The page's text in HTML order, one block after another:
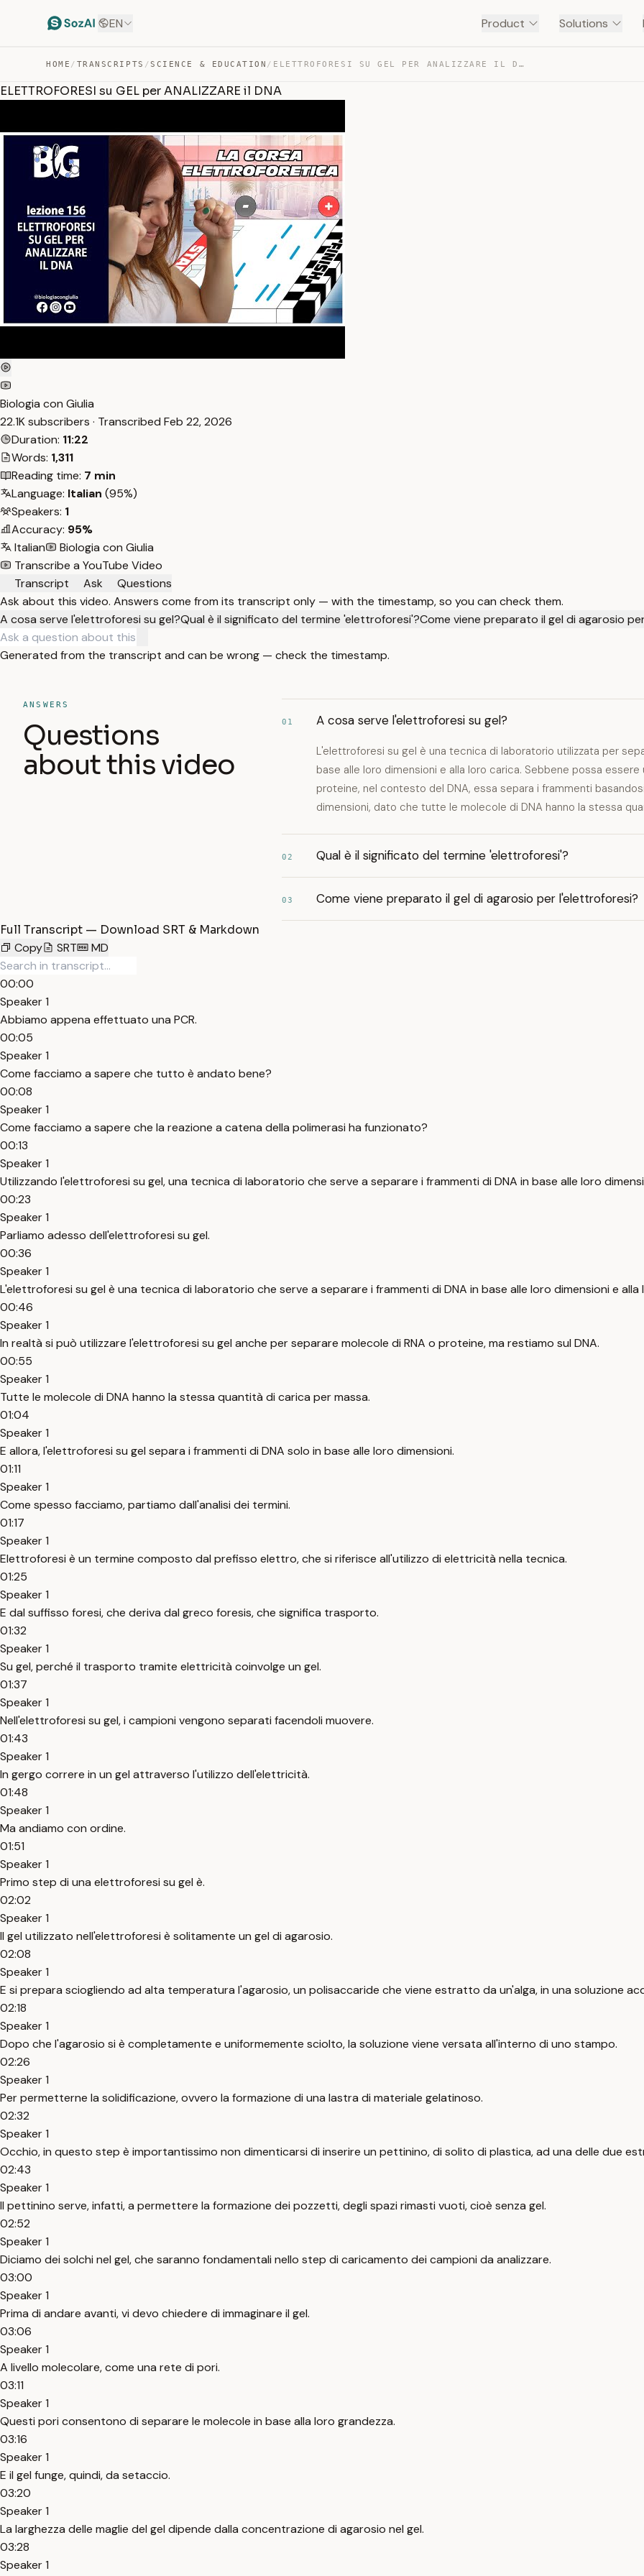
EN Product Solutions
HOME / TRANSCRIPTS /SCIENCE & EDUCATION / ELETTROFORESI SU GEL PER ANALIZZARE IL DNA — TRANSCRIPT
ELETTROFORESI su GEL per ANALIZZARE il DNA
Biologia con Giulia
22.1K subscribers · Transcribed Feb 22, 2026
Duration: 11:22
Words: 1,311
Reading time: 7 min
Language: Italian (95%)
Speakers: 1
Accuracy: 95%
Italian
Biologia con Giulia
Transcribe a YouTube Video
Transcript
Ask
Questions
Ask about this video. Answers come from its transcript only — with the timestamp, so you can check them.
A cosa serve l'elettroforesi su gel?Qual è il significato del termine 'elettroforesi'?Come viene preparato il gel di agarosio
Generated from the transcript and can be wrong — check the timestamp.
ANSWERS
Questions
about this video
01 A cosa serve l'elettroforesi su gel?
L'elettroforesi su gel è una tecnica di laboratorio utilizzata per
base alle loro dimensioni e alla loro carica. Sebbene possa essere
proteine, nel contesto del DNA, essa separa i frammenti
dimensioni, dato che tutte le molecole di DNA hanno la stessa
02 Qual è il significato del termine 'elettroforesi'?
03 Come viene preparato il gel di agarosio per l'elettroforesi?
Full Transcript — Download SRT & Markdown
Copy
SRT MD
00:00
Speaker 1
Abbiamo appena effettuato una PCR.
00:05
Speaker 1
Come facciamo a sapere che tutto è andato bene?
00:08
Speaker 1
Come facciamo a sapere che la reazione a catena della polimerasi ha funzionato?
00:13
Speaker 1
Utilizzando l'elettroforesi su gel, una tecnica di laboratorio che serve a separare i frammenti di DNA in base alle loro
00:23
Speaker 1
Parliamo adesso dell'elettroforesi su gel.
00:36
Speaker 1
L'elettroforesi su gel è una tecnica di laboratorio che serve a separare i frammenti di DNA in base alle loro dimensioni e alla
00:46
Speaker 1
In realtà si può utilizzare l'elettroforesi su gel anche per separare molecole di RNA o proteine, ma restiamo sul DNA.
00:55
Speaker 1
Tutte le molecole di DNA hanno la stessa quantità di carica per massa.
01:04
Speaker 1
E allora, l'elettroforesi su gel separa i frammenti di DNA solo in base alle loro dimensioni.
01:11
Speaker 1
Come spesso facciamo, partiamo dall'analisi dei termini.
01:17
Speaker 1
Elettroforesi è un termine composto dal prefisso elettro, che si riferisce all'utilizzo di elettricità nella tecnica.
01:25
Speaker 1
E dal suffisso foresi, che deriva dal greco foresis, che significa trasporto.
01:32
Speaker 1
Su gel, perché il trasporto tramite elettricità coinvolge un gel.
01:37
Speaker 1
Nell'elettroforesi su gel, i campioni vengono separati facendoli muovere.
01:43
Speaker 1
In gergo correre in un gel attraverso l'utilizzo dell'elettricità.
01:48
Speaker 1
Ma andiamo con ordine.
01:51
Speaker 1
Primo step di una elettroforesi su gel è.
02:02
Speaker 1
Il gel utilizzato nell'elettroforesi è solitamente un gel di agarosio.
02:08
Speaker 1
E si prepara sciogliendo ad alta temperatura l'agarosio, un polisaccaride che viene estratto da un'alga, in una soluzione
02:18
Speaker 1
Dopo che l'agarosio si è completamente e uniformemente sciolto, la soluzione viene versata all'interno di uno stampo.
02:26
Speaker 1
Per permetterne la solidificazione, ovvero la formazione di una lastra di materiale gelatinoso.
02:32
Speaker 1
Occhio, in questo step è importantissimo non dimenticarsi di inserire un pettinino, di solito di plastica, ad una delle due
02:43
Speaker 1
Il pettinino serve, infatti, a permettere la formazione dei pozzetti, degli spazi rimasti vuoti, cioè senza gel.
02:52
Speaker 1
Diciamo dei solchi nel gel, che saranno fondamentali nello step di caricamento dei campioni da analizzare.
03:00
Speaker 1
Prima di andare avanti, vi devo chiedere di immaginare il gel.
03:06
Speaker 1
A livello molecolare, come una rete di pori.
03:11
Speaker 1
Questi pori consentono di separare le molecole in base alla loro grandezza.
03:16
Speaker 1
E il gel funge, quindi, da setaccio.
03:20
Speaker 1
La larghezza delle maglie del gel dipende dalla concentrazione di agarosio nel gel.
03:28
Speaker 1